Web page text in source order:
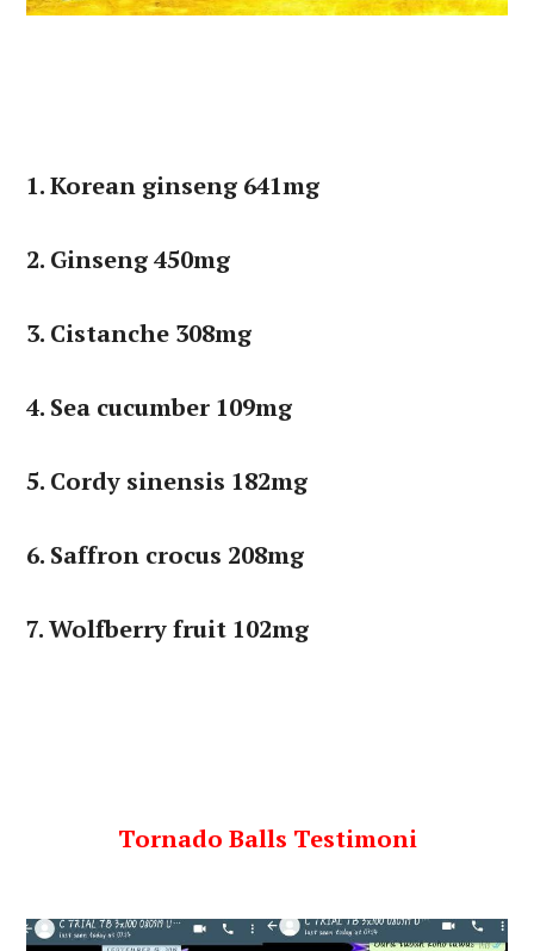
1. Korean ginseng 641mg
2. Ginseng 450mg
3. Cistanche 308mg
4. Sea cucumber 109mg
5. Cordy sinensis 182mg
6. Saffron crocus 208mg
7. Wolfberry fruit 102mg
Tornado Balls Testimoni